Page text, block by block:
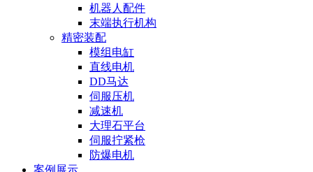
机器人配件
末端执行机构
精密装配
模组电缸
直线电机
DD马达
伺服压机
减速机
大理石平台
伺服拧紧枪
防爆电机
案例展示